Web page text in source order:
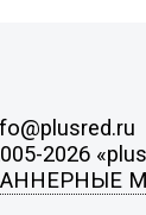
2026